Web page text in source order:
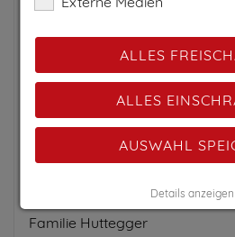
Familie Huttegger
ALLES
ALLES
AUSWAHL
Details anzeigen
Impressum